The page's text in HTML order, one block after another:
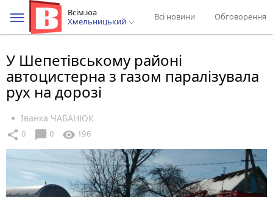
Всім.юа
Хмельницький
Всі новини Обговорення
У Шепетівському районі
автоцистерна з газом паралізувала
рух на дорозі
Іванка ЧАБАНЮК
share 0 chat_bubble 0 visibility 196